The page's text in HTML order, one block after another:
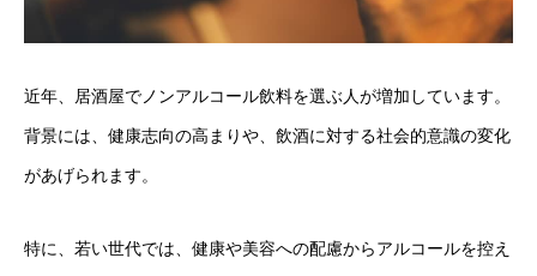
近年、居酒屋でノンアルコール飲料を選ぶ人が増加しています。
背景には、健康志向の高まりや、飲酒に対する社会的意識の変化
があげられます。
特に、若い世代では、健康や美容への配慮からアルコールを控え